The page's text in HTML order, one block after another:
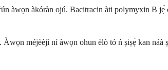
àwọn àkóràn ojú. Bacitracin àti polymyxin B
méjèèjì ní àwọn ohun èlò tó ń ṣiṣẹ́ kan